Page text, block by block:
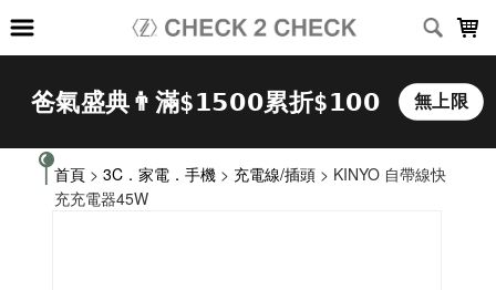
首頁 > 3C．家電．手機 > 充電線/插頭 > KINYO 自帶線快
充充電器45W